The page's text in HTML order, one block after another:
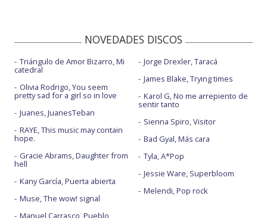
NOVEDADES DISCOS
Triángulo de Amor Bizarro, Mi
catedral
Olivia Rodrigo, You seem
pretty sad for a girl so in love
Juanes, JuanesTeban
RAYE, This music may contain
hope.
Gracie Abrams, Daughter from
hell
Kany García, Puerta abierta
Muse, The wow! signal
Manuel Carrasco, Pueblo
Jorge Drexler, Taracá
James Blake, Trying times
Karol G, No me arrepiento de
sentir tanto
Sienna Spiro, Visitor
Bad Gyal, Más cara
Tyla, A*Pop
Jessie Ware, Superbloom
Melendi, Pop rock